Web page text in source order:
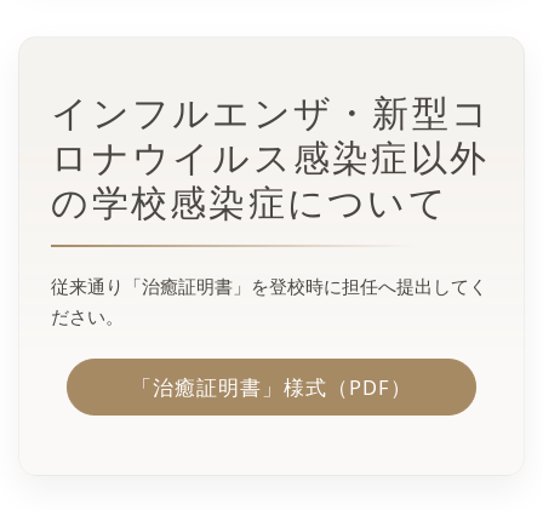
インフルエンザ・新型コ
ロナウイルス感染症以外
の学校感染症について
従来通り「治癒証明書」を登校時に担任へ提出してく
ださい。
「治癒証明書」様式（PDF）